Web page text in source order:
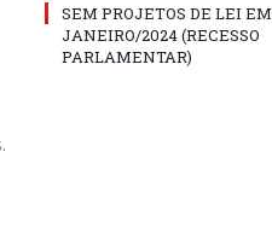
SEM PROJETOS DE LEI EM
JANEIRO/2024 (RECESSO
PARLAMENTAR)